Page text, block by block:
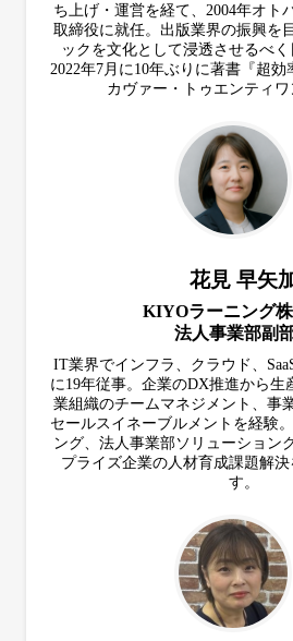
ち上げ・運営を経て、2004年オト
取締役に就任。出版業界の振興を
ックを文化として浸透させるべく
2022年7月に10年ぶりに著書『超
カヴァー・トゥエンティワ
花見 早矢
KIYOラーニング
法人事業部副
IT業界でインフラ、クラウド、
に​19年従事。企業のDX推進から​生
業組織のチームマネジメント、事
セールスイネーブルメントを経験
ング、法人事業部ソリューション
プライズ企業の​人材育成課題解
す。​